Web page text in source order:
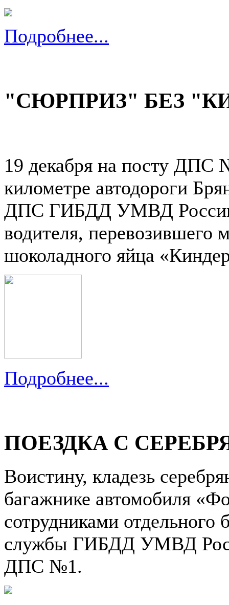
Подробнее...
"СЮРПРИЗ" БЕЗ
19 декабря на посту ДПС
километре автодороги
ДПС ГИБДД УМВД России
водителя, перевозившего
шоколадного яйца
Подробнее...
ПОЕЗДКА С
Воистину, кладезь
багажнике автомобиля
сотрудниками отдельного
службы ГИБДД УМВД
ДПС №1.